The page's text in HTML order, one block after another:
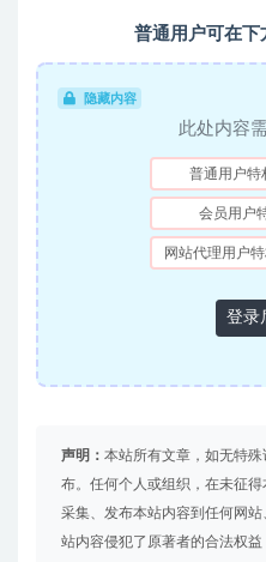
普通用户可在下
隐藏内容
此处内容
普通用户特
会员用户
网站代理用户特
登录
声明： 本站所有文章，如无特
布。任何个人或组织，在未征得
采集、发布本站内容到任何网
站内容侵犯了原著者的合法权益